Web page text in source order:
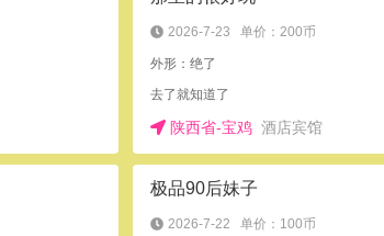
2026-7-23 单价：200币
外形：绝了
去了就知道了
陕西省-宝鸡酒店宾馆
极品90后妹子
2026-7-22 单价：100币